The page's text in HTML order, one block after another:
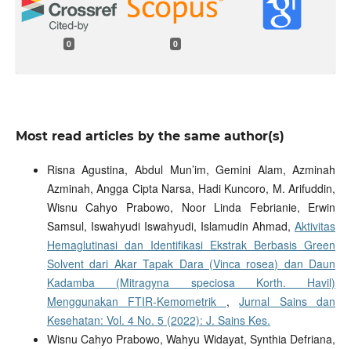
0 0
Most read articles by the same author(s)
Risna Agustina, Abdul Mun’im, Gemini Alam, Azminah
Azminah, Angga Cipta Narsa, Hadi Kuncoro, M. Arifuddin,
Wisnu Cahyo Prabowo, Noor Linda Febrianie, Erwin
Samsul, Iswahyudi Iswahyudi, Islamudin Ahmad,Aktivitas
Hemaglutinasi dan Identifikasi Ekstrak Berbasis Green
Solvent dari Akar Tapak Dara (Vinca rosea) dan Daun
Kadamba (Mitragyna speciosa Korth. Havil)
Menggunakan FTIR-Kemometrik ,Jurnal Sains dan
Kesehatan: Vol. 4 No. 5 (2022): J. Sains Kes.
Wisnu Cahyo Prabowo, Wahyu Widayat, Synthia Defriana,